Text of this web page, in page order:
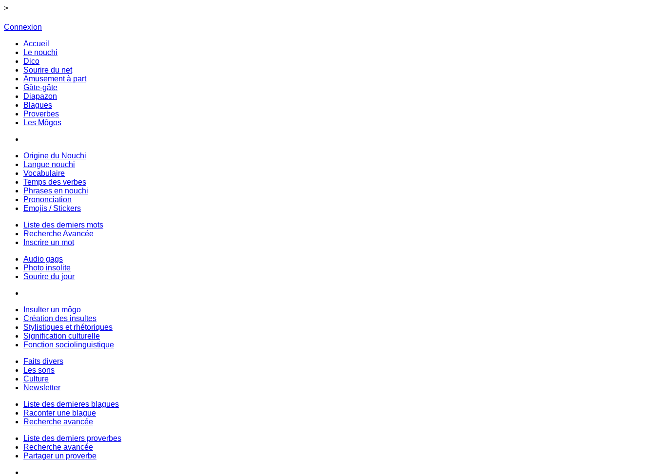
>
Connexion
Accueil
Le nouchi
Dico
Sourire du net
Amusement à part
Gâte-gâte
Diapazon
Blagues
Proverbes
Les Môgos
Origine du Nouchi
Langue nouchi
Vocabulaire
Temps des verbes
Phrases en nouchi
Prononciation
Emojis / Stickers
Liste des derniers mots
Recherche Avancée
Inscrire un mot
Audio gags
Photo insolite
Sourire du jour
Insulter un môgo
Création des insultes
Stylistiques et rhétoriques
Signification culturelle
Fonction sociolinguistique
Faits divers
Les sons
Culture
Newsletter
Liste des dernieres blagues
Raconter une blague
Recherche avancée
Liste des derniers proverbes
Recherche avancée
Partager un proverbe